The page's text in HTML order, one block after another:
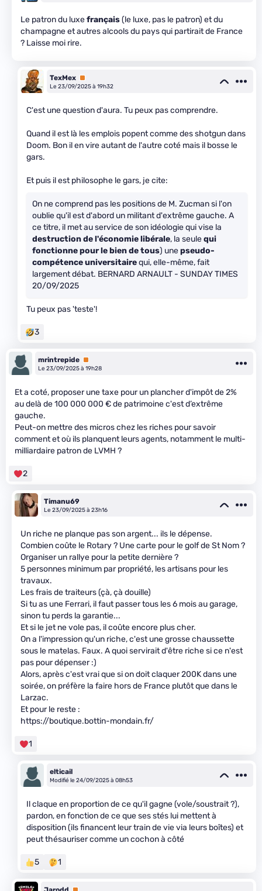
Le patron du luxefrançais(le luxe, pas le patron) et du
champagne et autres alcools du pays qui partirait de France
? Laisse moi rire.
TexMex Premium
Le 23/09/2025 à 19h32
C'est une question d'aura. Tu peux pas comprendre.
Quand il est là les emplois popent comme des shotgun dans
Doom. Bon il en vire autant de l'autre coté mais il bosse le
gars.
Et puis il est philosophe le gars, je cite:
On ne comprend pas les positions de M. Zucman si l'on
oublie qu'il est d'abord un militant d'extrême gauche. A
ce titre, il met au service de son idéologie qui vise la
destruction de l'économie libérale, la seulequi
fonctionne pour le bien de tous) unepseudo-
compétence universitairequi, elle-même, fait
largement débat. BERNARD ARNAULT - SUNDAY TIMES
20/09/2025
Tu peux pas 'teste'!
3
mrintrepide Premium
Le 23/09/2025 à 19h28
Et a coté, proposer une taxe pour un plancher d'impôt de 2%
au delà de 100 000 000 € de patrimoine c'est d’extrême
gauche.
Peut-on mettre des micros chez les riches pour savoir
comment et où ils planquent leurs agents, notamment le multi-
milliardaire patron de LVMH ?
2
Timanu69
Le 23/09/2025 à 23h16
Un riche ne planque pas son argent... ils le dépense.
Combien coûte le Rotary ? Une carte pour le golf de St Nom ?
Organiser un rallye pour la petite dernière ?
5 personnes minimum par propriété, les artisans pour les
travaux.
Les frais de traiteurs (çà, çà douille)
Si tu as une Ferrari, il faut passer tous les 6 mois au garage,
sinon tu perds la garantie...
Et si le jet ne vole pas, il coûte encore plus cher.
On a l'impression qu'un riche, c'est une grosse chaussette
sous le matelas. Faux. A quoi servirait d'être riche si ce n'est
pas pour dépenser :)
Alors, après c'est vrai que si on doit claquer 200K dans une
soirée, on préfère la faire hors de France plutôt que dans le
Larzac.
Et pour le reste :
https://boutique.bottin-mondain.fr/
1
elticail
Modifié le 24/09/2025 à 08h53
Il claque en proportion de ce qu'il gagne (vole/soustrait ?),
pardon, en fonction de ce que ses stés lui mettent à
disposition (ils financent leur train de vie via leurs boîtes) et
peut thésauriser comme un cochon à côté
5 1